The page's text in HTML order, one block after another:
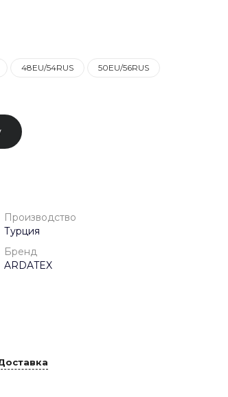
48EU/54RUS 50EU/56RUS
Производство
Турция
Бренд
ARDATEX